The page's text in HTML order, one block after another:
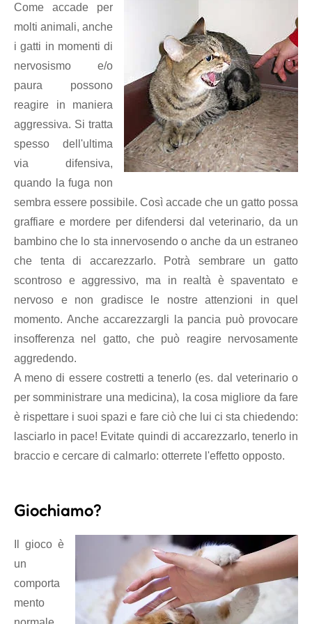
Come accade per
molti animali, anche
i gatti in momenti di
nervosismo e/o
paura possono
reagire in maniera
aggressiva. Si tratta
spesso dell'ultima
via difensiva,
quando la fuga non
sembra essere possibile. Così accade che un gatto possa
graffiare e mordere per difendersi dal veterinario, da un
bambino che lo sta innervosendo o anche da un estraneo
che tenta di accarezzarlo. Potrà sembrare un gatto
scontroso e aggressivo, ma in realtà è spaventato e
nervoso e non gradisce le nostre attenzioni in quel
momento. Anche accarezzargli la pancia può provocare
insofferenza nel gatto, che può reagire nervosamente
aggredendo.
A meno di essere costretti a tenerlo (es. dal veterinario o
per somministrare una medicina), la cosa migliore da fare
è rispettare i suoi spazi e fare ciò che lui ci sta chiedendo:
lasciarlo in pace! Evitate quindi di accarezzarlo, tenerlo in
braccio e cercare di calmarlo: otterrete l'effetto opposto.
Giochiamo?
Il gioco è
un
comporta
mento